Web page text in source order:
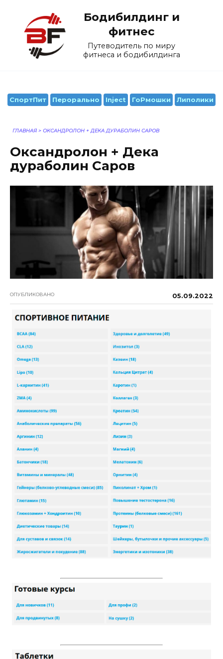
содержанию
Бодибилдинг и
фитнес
Путеводитель по миру
фитнеса и бодибилдинга
СпортПит Перорально Inject ГоРмошки Липолики
ГЛАВНАЯ > ОКСАНДРОЛОН + ДЕКА ДУРАБОЛИН САРОВ
Оксандролон + Дека
дураболин Саров
ОПУБЛИКОВАНО 05.09.2022